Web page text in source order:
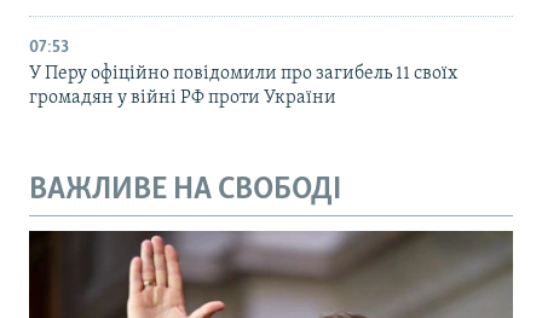
07:53
У Перу офіційно повідомили про загибель 11 своїх
громадян у війні РФ проти України
ВАЖЛИВЕ НА СВОБОДІ